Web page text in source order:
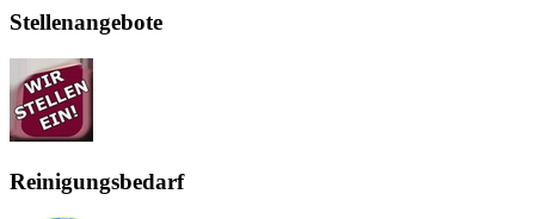
Stellenangebote
Reinigungsbedarf